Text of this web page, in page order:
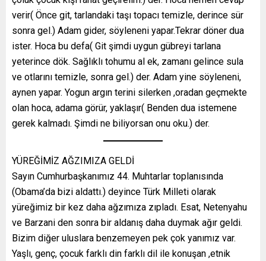
verir( Önce git, tarlandaki taşı topacı temizle, derince sür
sonra gel.) Adam gider, söyleneni yapar.Tekrar döner dua
ister. Hoca bu defa( Git şimdi uygun gübreyi tarlana
yeterince dök. Sağlıklı tohumu al ek, zamanı gelince sula
ve otlarını temizle, sonra gel.) der. Adam yine söyleneni,
aynen yapar. Yogun argın terini silerken ,oradan geçmekte
olan hoca, adama görür, yaklaşır( Benden dua istemene
gerek kalmadı. Şimdi ne biliyorsan onu oku.) der.
YÜREĞİMİZ AĞZIMIZA GELDİ
Sayın Cumhurbaşkanımız 44. Muhtarlar toplanısında
(Obama’da bizi aldattı.) deyince Türk Milleti olarak
yüreğimiz bir kez daha ağzımıza zıpladı. Esat, Netenyahu
ve Barzani den sonra bir aldanış daha duymak ağır geldi.
Bizim diğer uluslara benzemeyen pek çok yanımız var.
Yaşlı, genç, çocuk farklı din farklı dil ile konuşan ,etnik